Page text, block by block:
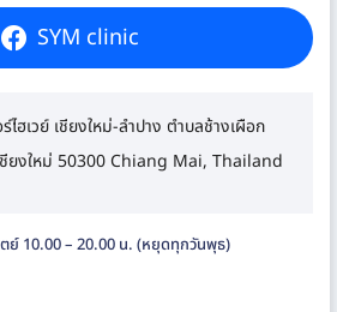
SYM clinic
ฮเวย์ เชียงใหม่-ลำปาง ตำบลช้างเผือก
ชียงใหม่ 50300 Chiang Mai, Thailand
ย์ 10.00 – 20.00 น. (หยุดทุกวันพุธ)